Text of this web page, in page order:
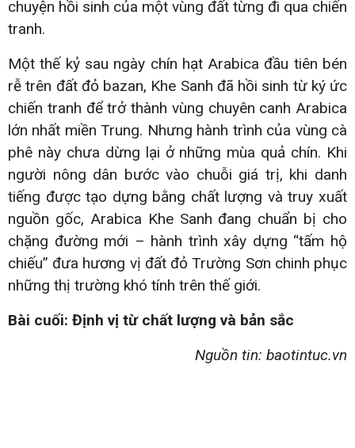
chuyện hồi sinh của một vùng đất từng đi qua chiến
tranh.
Một thế kỷ sau ngày chín hạt Arabica đầu tiên bén
rễ trên đất đỏ bazan, Khe Sanh đã hồi sinh từ ký ức
chiến tranh để trở thành vùng chuyên canh Arabica
lớn nhất miền Trung. Nhưng hành trình của vùng cà
phê này chưa dừng lại ở những mùa quả chín. Khi
người nông dân bước vào chuỗi giá trị, khi danh
tiếng được tạo dựng bằng chất lượng và truy xuất
nguồn gốc, Arabica Khe Sanh đang chuẩn bị cho
chặng đường mới – hành trình xây dựng “tấm hộ
chiếu” đưa hương vị đất đỏ Trường Sơn chinh phục
những thị trường khó tính trên thế giới.
Bài cuối: Định vị từ chất lượng và bản sắc
Nguồn tin: baotintuc.vn